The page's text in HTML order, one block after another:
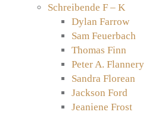
Schreibende F – K
Dylan Farrow
Sam Feuerbach
Thomas Finn
Peter A. Flannery
Sandra Florean
Jackson Ford
Jeaniene Frost